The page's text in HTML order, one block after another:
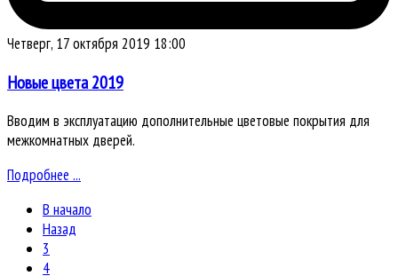
Четверг, 17 октября 2019 18:00
Новые цвета 2019
Вводим в эксплуатацию дополнительные цветовые покрытия для
межкомнатных дверей.
Подробнее ...
В начало
Назад
3
4